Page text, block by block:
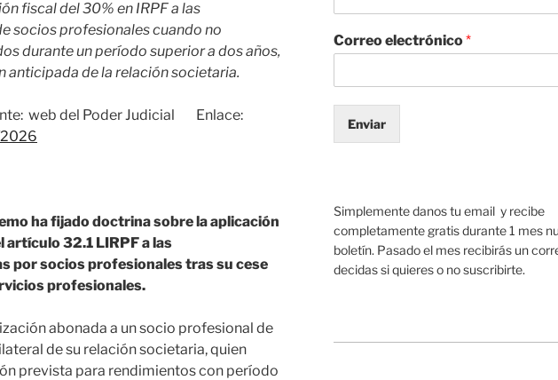
fiscal del 30% en IRPF a las
socios profesionales cuando no
durante un período superior a dos años,
anticipada de la relación societaria.
web del Poder Judicial Enlace:
ha fijado doctrina sobre la aplicación
artículo 32.1 LIRPF a las
por socios profesionales tras su cese
profesionales.
abonada a un socio profesional de
de su relación societaria, quien
prevista para rendimientos con período
Correo electrónico*
Enviar
Simplemente danos tu email y recibe
completamente gratis durante 1 mes
boletín. Pasado el mes recibirás un
decidas si quieres o no suscribirte.